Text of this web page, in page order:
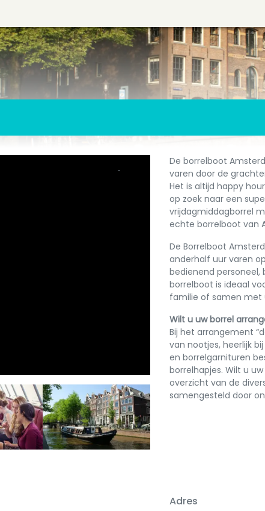
De borrelboot
varen door de
Het is altijd happy
op zoek naar een
vrijdagmiddagborrel
echte borrelboot van
De Borrelboot
anderhalf uur varen
bedienend personeel,
borrelboot is ideaal
familie of samen met
Wilt u uw borrel
Bij het arrangement
van nootjes, heerlijk
en borrelgarnituren
borrelhapjes. Wilt u
overzicht van de
samengesteld door
Next
Adres